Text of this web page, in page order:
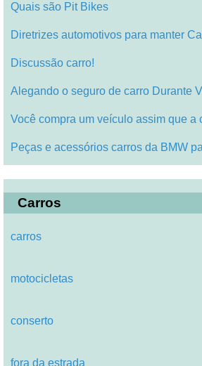
Quais são Pit Bikes
Diretrizes automotivos para manter
Discussão carro!
Alegando o seguro de carro Durante
Você compra um veículo assim que a
Peças e acessórios carros da BMW
Carros
carros
motocicletas
conserto
fora da estrada